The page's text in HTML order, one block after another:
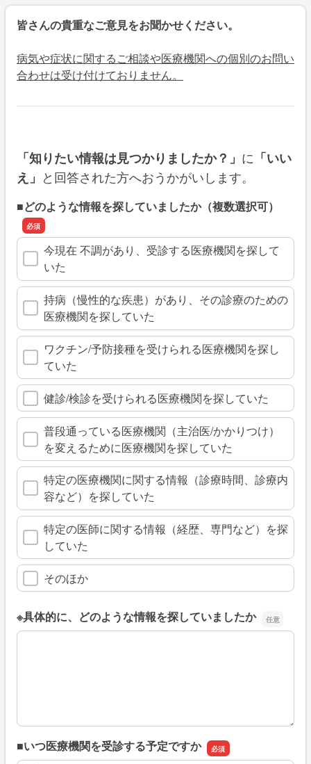
皆さんの貴重なご意見をお聞かせください。
病気や症状に関するご相談や医療機関への個別のお問い
合わせは受け付けておりません。
「知りたい情報は見つかりましたか？」 に 「いい
え」 と回答された方へおうかがいします。
■どのような情報を探していましたか（複数選択可）
今現在 不調があり、受診する医療機関を探して
いた
持病（慢性的な疾患）があり、その診療のための
医療機関を探していた
ワクチン/予防接種を受けられる医療機関を探し
ていた
健診/検診を受けられる医療機関を探していた
普段通っている医療機関（主治医/かかりつけ）
を変えるために医療機関を探していた
特定の医療機関に関する情報（診療時間、診療内
容など）を探していた
特定の医師に関する情報（経歴、専門など）を探
していた
そのほか
※具体的に、どのような情報を探していましたか
※具体的に、どのような情報を探していましたか
■いつ医療機関を受診する予定ですか